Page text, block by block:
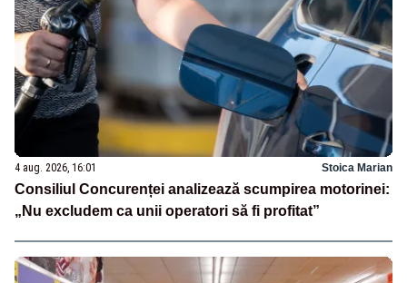
4 aug. 2026, 16:01 Stoica Marian
Consiliul Concurenței analizează scumpirea motorinei:
„Nu excludem ca unii operatori să fi profitat”